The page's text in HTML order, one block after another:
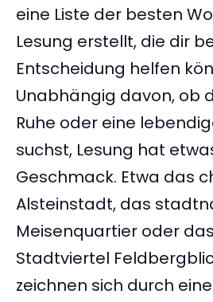
eine Liste der besten
Lesung erstellt, die dir
Entscheidung helfen
Unabhängig davon, ob
Ruhe oder eine
suchst, Lesung hat
Geschmack. Etwa das
Alsteinstadt, das
Meisenquartier oder
Stadtviertel
zeichnen sich durch eine